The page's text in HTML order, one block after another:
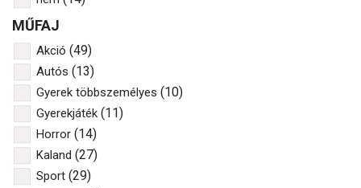
MŰFAJ
Akció (49)
Autós (13)
Gyerek többszemélyes (10)
Gyerekjáték (11)
Horror (14)
Kaland (27)
Sport (29)